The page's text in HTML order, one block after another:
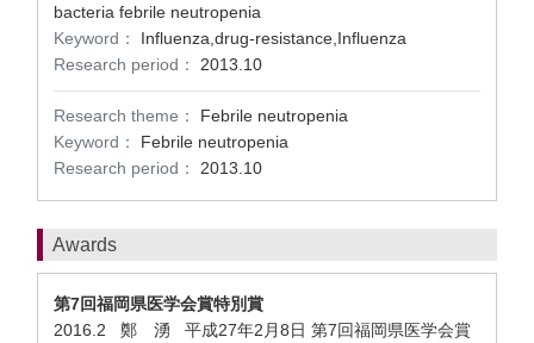
bacteria febrile neutropenia
Keyword：
Influenza,drug-resistance,Influenza
Research period：
2013.10
Research theme：
Febrile neutropenia
Keyword：
Febrile neutropenia
Research period：
2013.10
Awards
第7回福岡県医学会賞特別賞
2016.2 鄭 湧 平成27年2月8日 第7回福岡県医学会賞